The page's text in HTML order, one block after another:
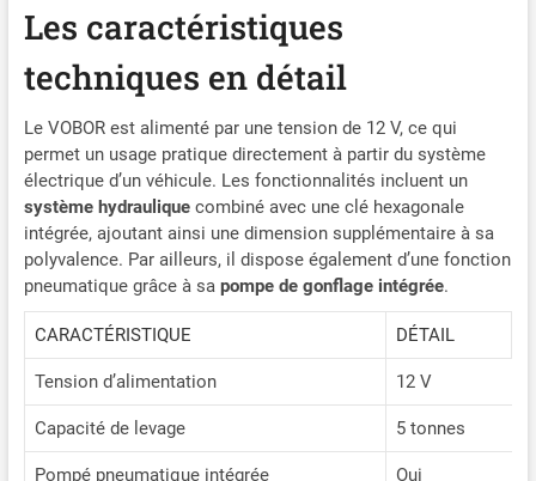
minutes pour atteindre sa
hauteur maximale (450
mm). Toute personne peut
facilement soulever son
Lorsque le cric pour voiture
atteint sa hauteur MAX, il
s'arrête automatiquement
pour assurer la sécurité.
Remarque : le cric doit être
utilisé sur des surfaces
planes. Gonflement Rapide
des Pneus : Avec une
pompe de gonflage de pneu
installée dans le cric de
de s'inquiéter d'une urgence
de pneu dégonflé en route.
Les caractéristiques
techniques en détail
Le VOBOR est alimenté par une tension de 12 V, ce qui
permet un usage pratique directement à partir du système
électrique d’un véhicule. Les fonctionnalités incluent un
système hydrauliquecombiné avec une clé hexagonale
intégrée, ajoutant ainsi une dimension supplémentaire à sa
polyvalence. Par ailleurs, il dispose également d’une fonction
pneumatique grâce à sa pompe de gonflage intégrée.
CARACTÉRISTIQUE DÉTAIL
Tension d’alimentation 12 V
Capacité de levage 5 tonnes
Pompé pneumatique intégrée Oui